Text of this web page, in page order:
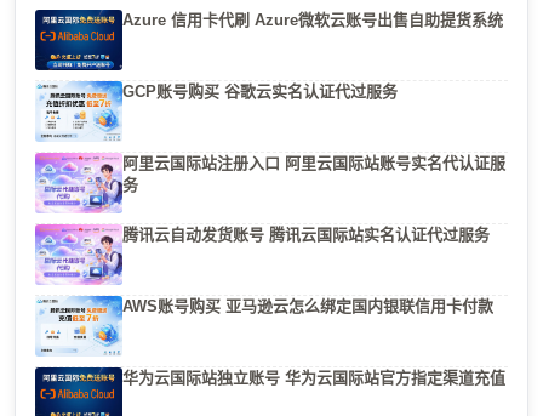
Azure 信用卡代刷 Azure微软云账号出售自助提货系统
GCP账号购买 谷歌云实名认证代过服务
阿里云国际站注册入口 阿里云国际站账号实名代认证服
务
腾讯云自动发货账号 腾讯云国际站实名认证代过服务
AWS账号购买 亚马逊云怎么绑定国内银联信用卡付款
华为云国际站独立账号 华为云国际站官方指定渠道充值